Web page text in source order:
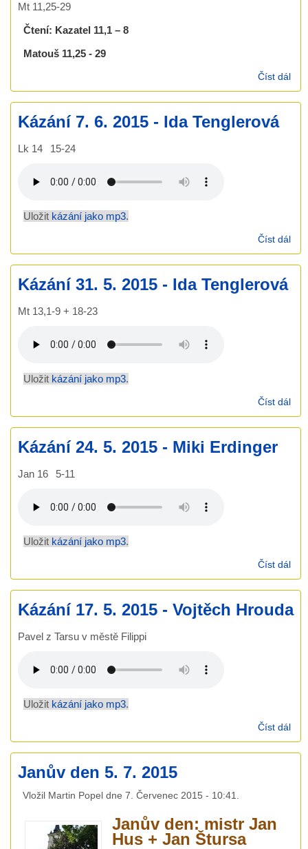
Mt 11,25-29
Čtení: Kazatel 11,1 – 8
Matouš 11,25 - 29
Číst dál
Kázání 7. 6. 2015 - Ida Tenglerová
Lk 14 15-24
Uložit kázání jako mp3.
Číst dál
6.
Ida
Kázání 31. 5. 2015 - Ida Tenglerová
Mt 13,1-9 + 18-23
Uložit kázání jako mp3.
Číst dál
5.
Ida
Kázání 24. 5. 2015 - Miki Erdinger
Jan 16 5-11
Uložit kázání jako mp3.
Číst dál
24.
Miki
Kázání 17. 5. 2015 - Vojtěch Hrouda
Pavel z Tarsu v městě Filippi
Uložit kázání jako mp3.
Číst dál
17.
Janův den 5. 7. 2015
Vložil Martin Popel dne 7. Červenec 2015 - 10:41
Janův den: mistr Jan
Hus + Jan Štursa